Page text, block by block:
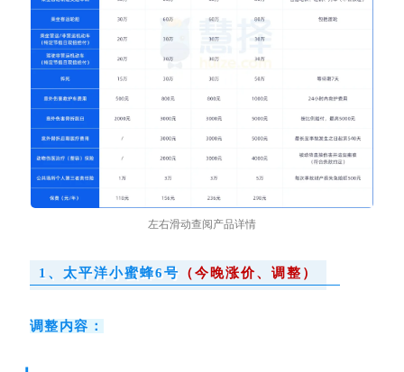
左右滑动查阅产品详情
1、太平洋小蜜蜂6号 （今晚涨价、调整）
调整内容：